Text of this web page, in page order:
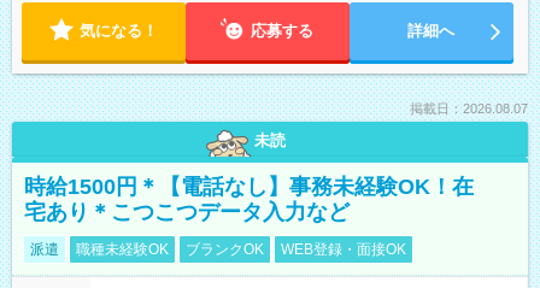
気になる！ 応募する 詳細へ
掲載日：2026.08.07
未読
時給1500円＊【電話なし】事務未経験OK！在
宅あり＊こつこつデータ入力など
派遣 職種未経験OK ブランクOK WEB登録・面接OK